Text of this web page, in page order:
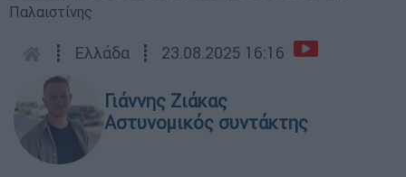
Παλαιστίνης
┋ Ελλάδα ┋ 23.08.2025 16:16
Γιάννης Ζιάκας
Αστυνομικός συντάκτης